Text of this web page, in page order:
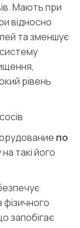
Мають при
відносно
та зменшує
рівень
по
такі його
запобігає